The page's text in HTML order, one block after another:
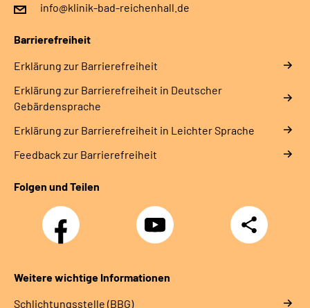
info@klinik-bad-reichenhall.de
Barrierefreiheit
Erklärung zur Barrierefreiheit
Erklärung zur Barrierefreiheit in Deutscher
Gebärdensprache
Erklärung zur Barrierefreiheit in Leichter Sprache
Feedback zur Barrierefreiheit
Folgen und Teilen
Facebook YouTube
Teilen
Weitere wichtige Informationen
Schlichtungsstelle (BBG)